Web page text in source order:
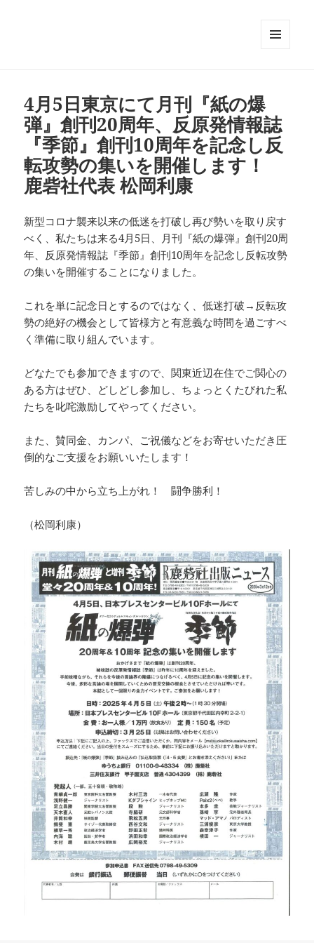
4月5日東京にて月刊『紙の爆
弾』創刊20周年、反原発情報誌
『季節』創刊10周年を記念し反
転攻勢の集いを開催します！
鹿砦社代表 松岡利康
新型コロナ襲来以来の低迷を打破し再び勢いを取り戻す
べく、私たちは来る4月5日、月刊『紙の爆弾』創刊20周
年、反原発情報誌『季節』創刊10周年を記念し反転攻勢
の集いを開催することになりました。
これを単に記念日とするのではなく、低迷打破→反転攻
勢の絶好の機会として皆様方と有意義な時間を過ごすべ
く準備に取り組んでいます。
どなたでも参加できますので、関東近辺在住でご関心の
ある方はぜひ、どしどし参加し、ちょっとくたびれた私
たちを叱咤激励してやってください。
また、賛同金、カンパ、ご祝儀などをお寄せいただき圧
倒的なご支援をお願いいたします！
苦しみの中から立ち上がれ！ 闘争勝利！
（松岡利康）